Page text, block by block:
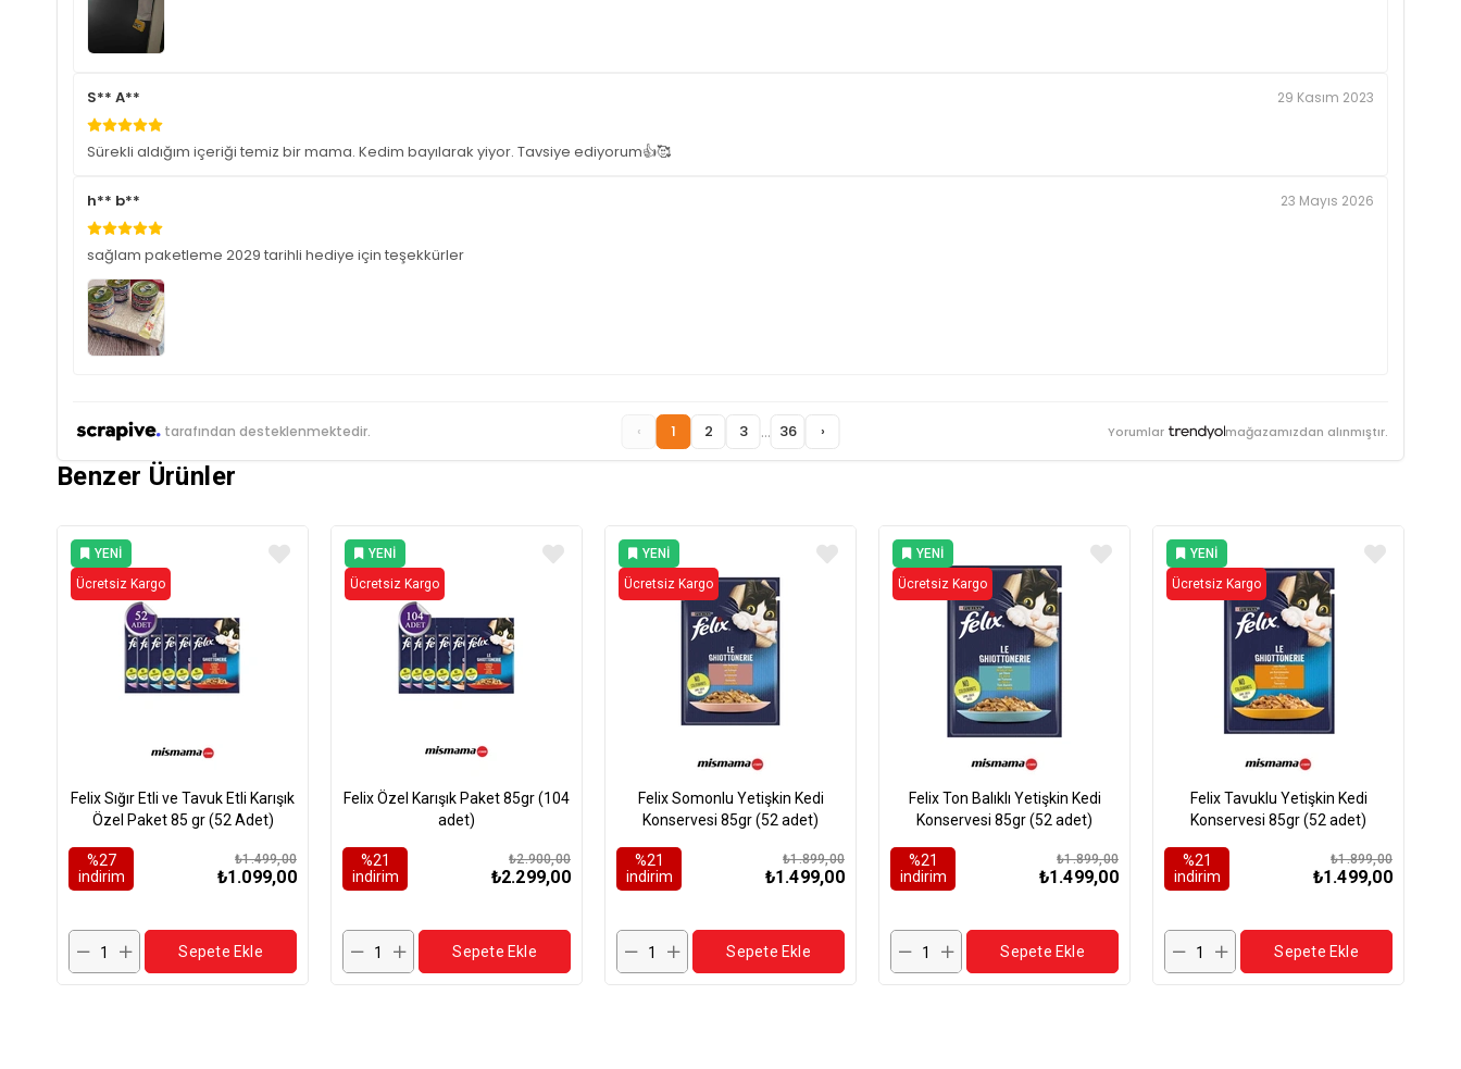
S** A** 29 Kasım 2023
Sürekli aldığım içeriği temiz bir mama. Kedim bayılarak yiyor. Tavsiye ediyorum👍🥰
h** b** 23 Mayıs 2026
sağlam paketleme 2029 tarihli hediye için teşekkürler
tarafından desteklenmektedir. ‹ 1 2 3 ... 36 › Yorumlar mağazamızdan alınmıştır.
Benzer Ürünler
Felix Sığır Etli ve Tavuk Etli Karışık
Özel Paket 85 gr (52 Adet)
%27
i̇ndirim
₺1.099,00
₺1.499,00
Sepete Ekle
YENI
ÜRÜN
Ücretsiz Kargo
Felix Özel Karışık Paket 85gr (104
adet)
%21
i̇ndirim
₺2.299,00
₺2.900,00
Sepete Ekle
YENI
ÜRÜN
Ücretsiz Kargo
Felix Somonlu Yetişkin Kedi
Konservesi 85gr (52 adet)
%21
i̇ndirim
₺1.499,00
₺1.899,00
Sepete Ekle
YENI
ÜRÜN
Ücretsiz Kargo
Felix Ton Balıklı Yetişkin Kedi
Konservesi 85gr (52 adet)
%21
i̇ndirim
₺1.499,00
₺1.899,00
Sepete Ekle
YENI
ÜRÜN
Ücretsiz Kargo
Felix Tavuklu Yetişkin Kedi
Konservesi 85gr (52 adet)
%21
i̇ndirim
₺1.499,00
₺1.899,00
Sepete Ekle
YENI
ÜRÜN
Ücretsiz Kargo